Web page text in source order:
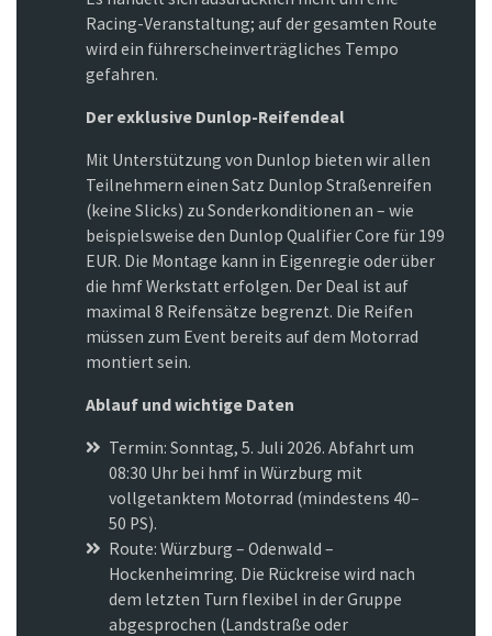
Racing-Veranstaltung; auf der gesamten Route
wird ein führerscheinverträgliches Tempo
gefahren.
Der exklusive Dunlop-Reifendeal
Mit Unterstützung von Dunlop bieten wir allen
Teilnehmern einen Satz Dunlop Straßenreifen
(keine Slicks) zu Sonderkonditionen an – wie
beispielsweise den Dunlop Qualifier Core für 199
EUR. Die Montage kann in Eigenregie oder über
die hmf Werkstatt erfolgen. Der Deal ist auf
maximal 8 Reifensätze begrenzt. Die Reifen
müssen zum Event bereits auf dem Motorrad
montiert sein.
Ablauf und wichtige Daten
Termin: Sonntag, 5. Juli 2026. Abfahrt um
08:30 Uhr bei hmf in Würzburg mit
vollgetanktem Motorrad (mindestens 40–
50 PS).
Route: Würzburg – Odenwald –
Hockenheimring. Die Rückreise wird nach
dem letzten Turn flexibel in der Gruppe
abgesprochen (Landstraße oder